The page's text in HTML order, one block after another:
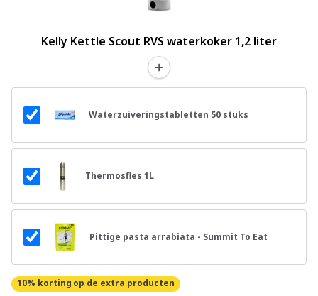
Kelly Kettle Scout RVS waterkoker 1,2 liter
Waterzuiveringstabletten 50 stuks
Thermosfles 1L
Pittige pasta arrabiata - Summit To Eat
10% korting op de extra producten